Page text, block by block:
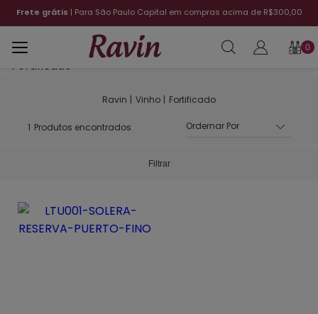
Paulo Capital em compras acima de R$300,00 12x sem
0
Vinho Fortificado
1 Produtos encontrados
Filtrar